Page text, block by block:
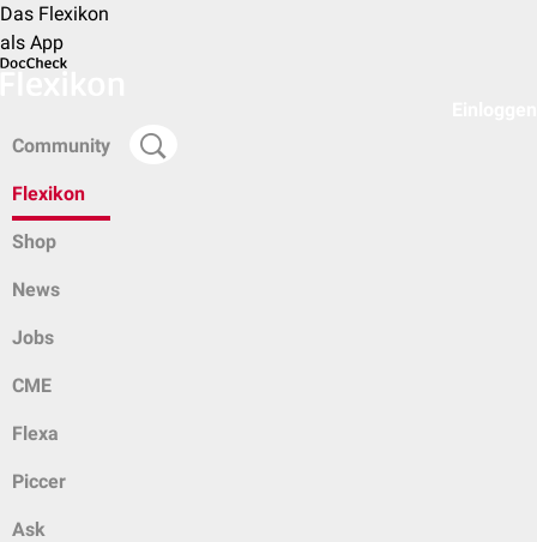
Das Flexikon
als App
Community
Flexikon
Shop
News
Jobs
CME
Flexa
Piccer
Ask